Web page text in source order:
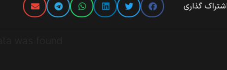
اشتراک گذاری
was found